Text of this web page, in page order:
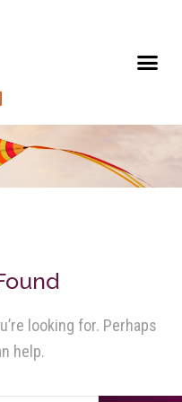
looking for. Perhaps
help.